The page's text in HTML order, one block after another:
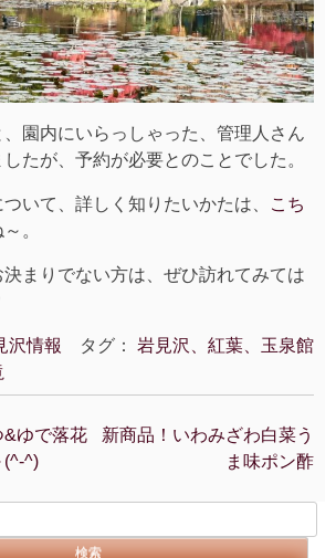
園内にいらっしゃった、管理人さん
たが、予約が必要とのことでした。
いて、詳しく知りたいかたは、
こち
。
まりでない方は、ぜひ訪れてみては
沢情報 タグ： 岩見沢、紅葉、玉泉館
ゆで落花
(^-^)
新商品！いわみざわ白菜う
ま味ポン酢